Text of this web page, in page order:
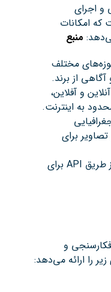
و اجرای
که امکانات
منبع
در حوزه‌های مختلف
از برند.
و آفلاین،
به اینترنت.
برای
امکان اتصال به سایر سیستم‌ها از طریق API برای
و
را ارائه می‌دهد:​